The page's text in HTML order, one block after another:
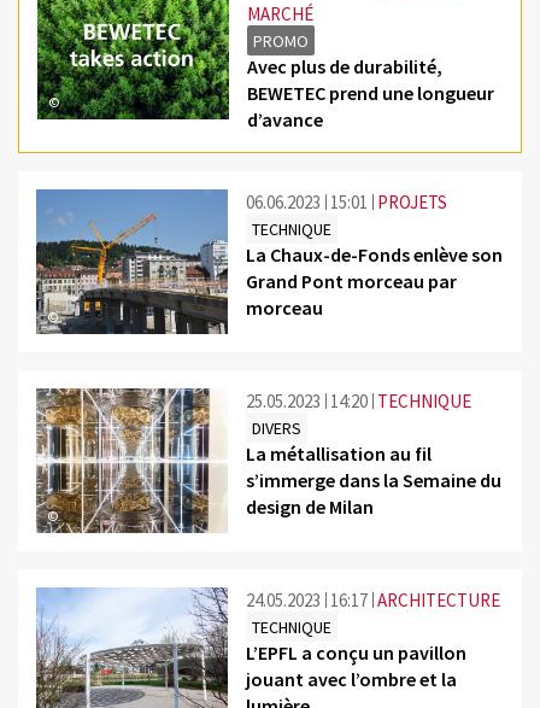
©
MARCHÉ
PROMO
Avec plus de durabilité,
BEWETEC prend une longueur
d’avance
©
06.06.2023 15:01 PROJETS
TECHNIQUE
La Chaux-de-Fonds enlève son
Grand Pont morceau par
morceau
©
25.05.2023 14:20 TECHNIQUE
DIVERS
La métallisation au fil
s’immerge dans la Semaine du
design de Milan
24.05.2023 16:17 ARCHITECTURE
TECHNIQUE
L’EPFL a conçu un pavillon
jouant avec l’ombre et la